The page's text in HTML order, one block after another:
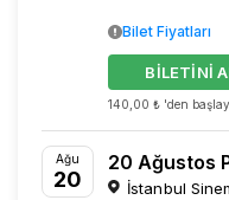
140,00 ₺ 'den
BİLETİNİ
Bilet Fiyatları
Ağu
20
20 Ağustos
İstanbul